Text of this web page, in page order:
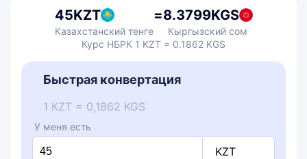
45KZT
Казахстанский тенге
=8.3799KGS
Кыргызский сом
Курс НБРК 1 KZT = 0.1862 KGS
Быстрая конвертация
1 KZT = 0,1862 KGS
У меня есть
KZT